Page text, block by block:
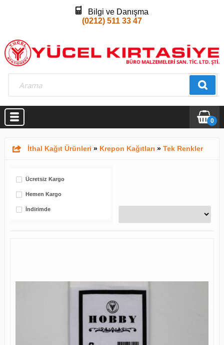
Bilgi ve Danışma
(0212) 511 33 47
0
İthal Kağıt Ürünleri » Krepon Kağıtları » Tek Renkler
Ücretsiz Kargo
Hemen Kargo
İndirimde